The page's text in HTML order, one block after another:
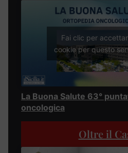
Fai clic per
cookie per questo
La Buona Salute 63°
oncologica
Oltre il